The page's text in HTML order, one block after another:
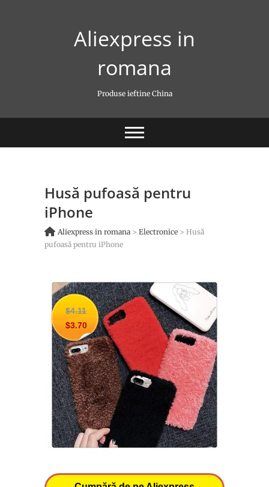
Aliexpress in
romana
Produse ieftine China
Husă pufoasă pentru
iPhone
Aliexpress in romana > Electronice > Husă
pufoasă pentru iPhone
$4.11
$3.70